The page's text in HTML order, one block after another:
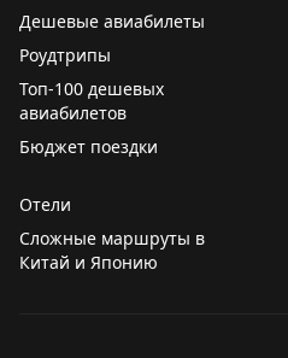
Дешевые авиабилеты
Роудтрипы
Топ-100 дешевых
авиабилетов
Бюджет поездки
Отели
Сложные маршруты в
Китай и Японию